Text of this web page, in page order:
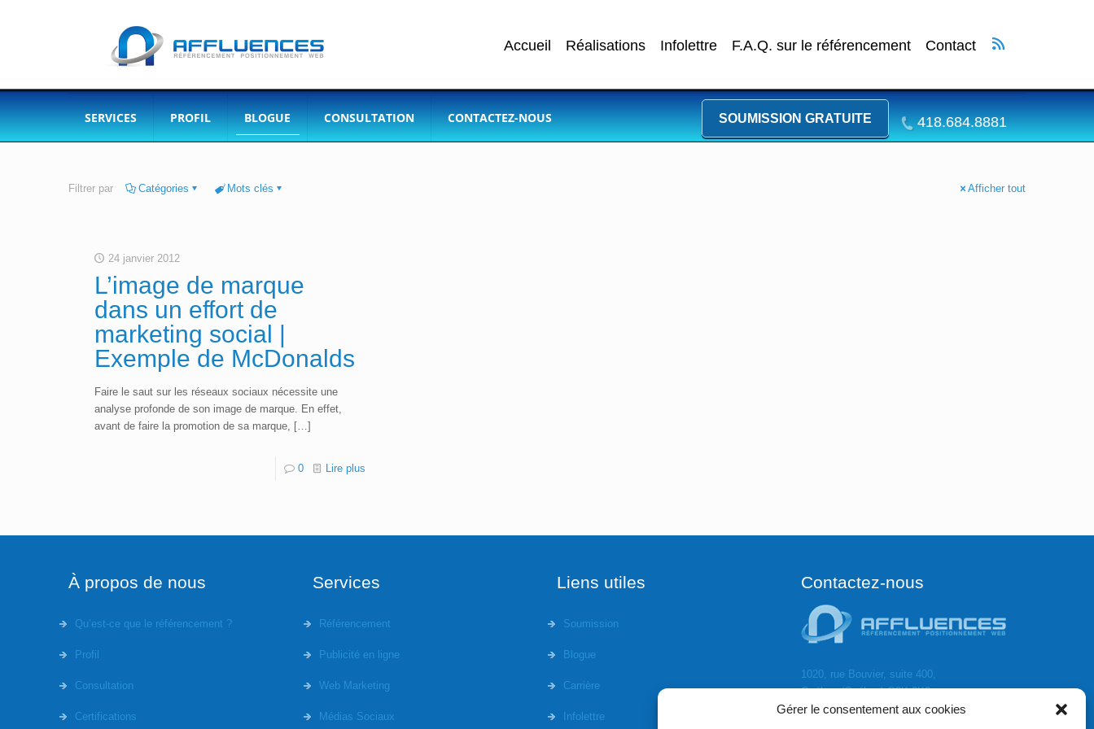
Gérer le consentement aux cookies
SERVICES PROFIL BLOGUE CONSULTATION CONTACTEZ-NOUS
Accueil Réalisations Infolettre F.A.Q. sur le référencement Contact
SOUMISSION GRATUITE 418.684.8881
Filtrer par Catégories Mots clés Afficher tout
24 janvier 2012
L’image de marque
dans un effort de
marketing social |
Exemple de McDonalds
Faire le saut sur les réseaux sociaux nécessite une
analyse profonde de son image de marque. En effet,
avant de faire la promotion de sa marque, […]
0 Lire plus
À propos de nous
Qu’est-ce que le référencement ?
Profil
Consultation
Certifications
Services
Référencement
Publicité en ligne
Web Marketing
Médias Sociaux
Liens utiles
Soumission
Blogue
Carrière
Infolettre
Contactez-nous
1020, rue Bouvier, suite 400,
Québec (Québec) G2K 0K9